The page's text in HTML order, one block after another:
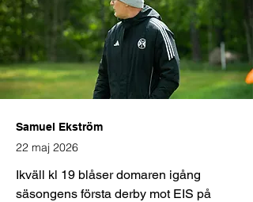
Samuel Ekström
22 maj 2026
Ikväll kl 19 blåser domaren igång
säsongens första derby mot EIS på